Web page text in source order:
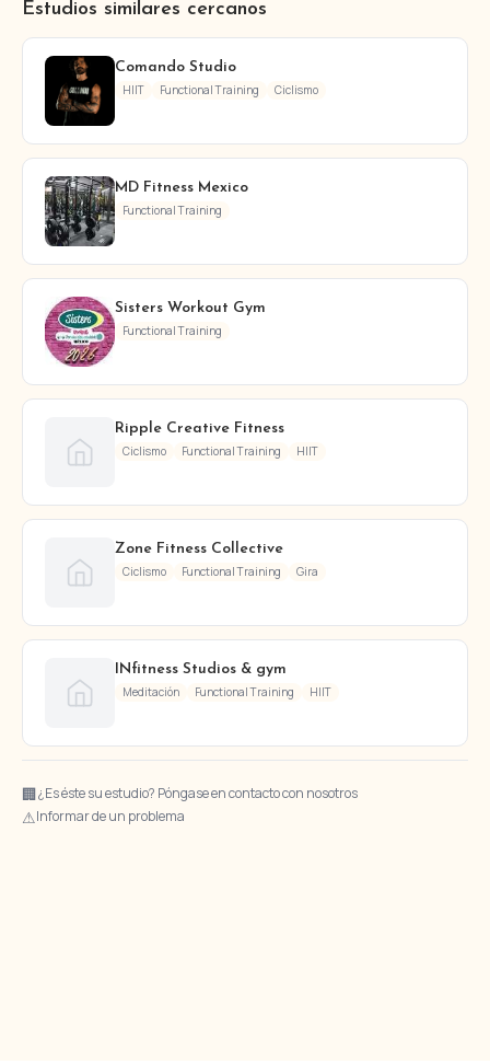
Estudios similares cercanos
Comando Studio
HIIT Functional Training Ciclismo
MD Fitness Mexico
Functional Training
Sisters Workout Gym
Functional Training
Ripple Creative Fitness
Ciclismo Functional Training HIIT
Zone Fitness Collective
Ciclismo Functional Training Gira
INfitness Studios & gym
Meditación Functional Training HIIT
🏢¿Es éste su estudio? Póngase en contacto con nosotros
⚠Informar de un problema